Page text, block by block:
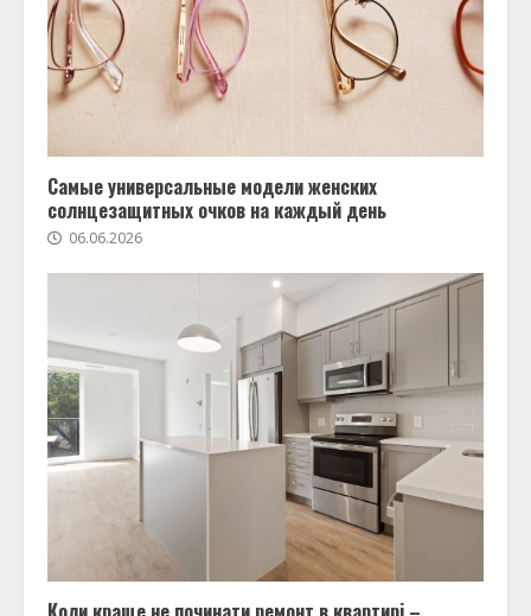
Самые универсальные модели женских
солнцезащитных очков на каждый день
06.06.2026